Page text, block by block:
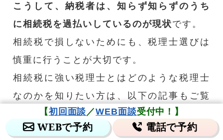
こうして、納税者は、知らず知らずのうち
に相続税を過払いしているのが現状です。
相続税で損しないためにも、税理士選びは
慎重に行うことが大切です。
相続税に強い税理士とはどのような税理士
なのかを知りたい方は、以下の記事もご覧
ください。
【初回面談／WEB面談受付中！】
WEBで予約 電話で予約